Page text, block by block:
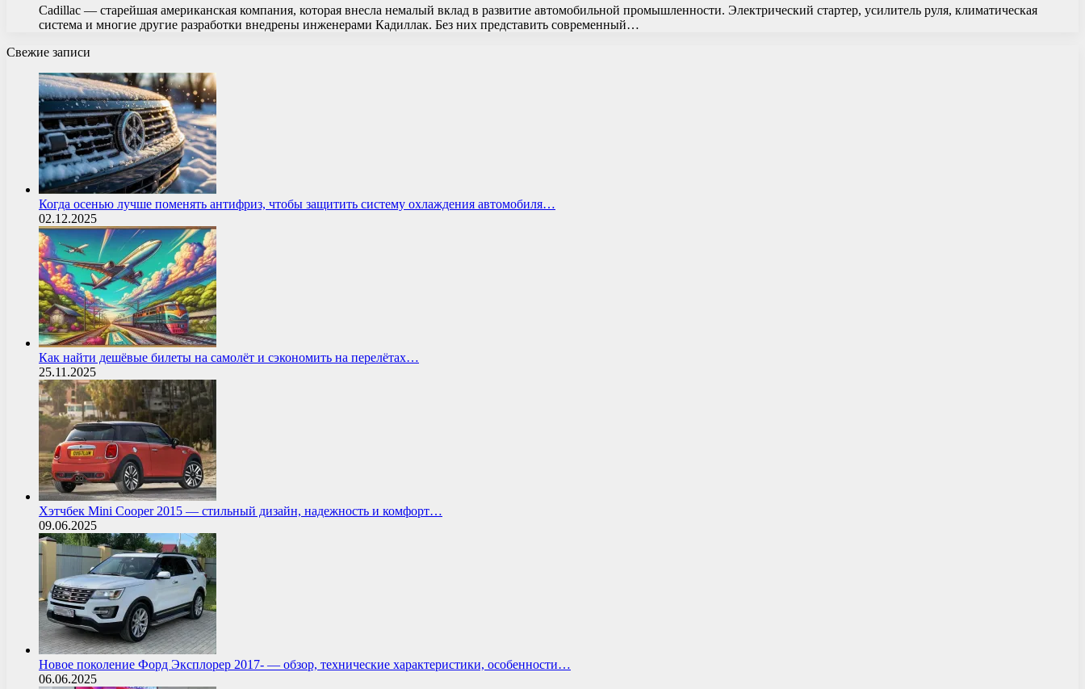
Cadillac — старейшая американская компания, которая внесла немалый вклад в развитие автомобильной промышленности. Электрический стартер, усилитель руля, климатическая
система и многие другие разработки внедрены инженерами Кадиллак. Без них представить современный…
Свежие записи
Когда осенью лучше поменять антифриз, чтобы защитить систему охлаждения автомобиля…
02.12.2025
Как найти дешёвые билеты на самолёт и сэкономить на перелётах…
25.11.2025
Хэтчбек Mini Cooper 2015 — стильный дизайн, надежность и комфорт…
09.06.2025
Новое поколение Форд Эксплорер 2017- — обзор, технические характеристики, особенности…
06.06.2025